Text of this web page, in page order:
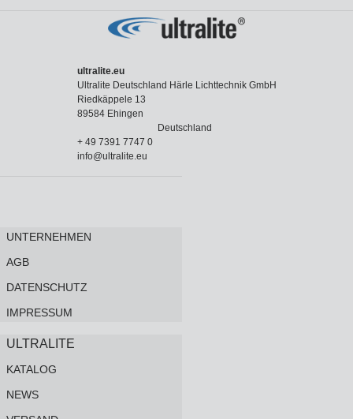
ultralite.eu
Ultralite Deutschland Härle Lichttechnik GmbH
Riedkäppele 13
89584 Ehingen
Deutschland
+ 49 7391 7747 0
info@ultralite.eu
UNTERNEHMEN
AGB
DATENSCHUTZ
IMPRESSUM
ULTRALITE
KATALOG
NEWS